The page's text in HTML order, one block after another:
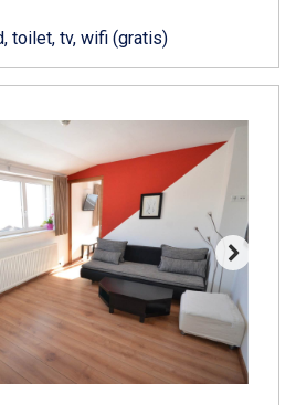
4.595
5.395
DKK 5.495
3.795
5.945
3.795
4.395
6.145
4.095
toilet, tv, wifi (gratis)